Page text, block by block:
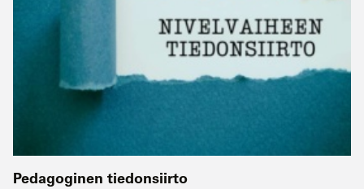
Pedagoginen tiedonsiirto